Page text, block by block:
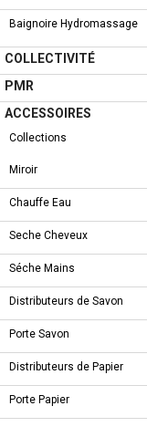
Baignoire Hydromassage
COLLECTIVITÉ
PMR
ACCESSOIRES
Collections
Miroir
Chauffe Eau
Seche Cheveux
Séche Mains
Distributeurs de Savon
Porte Savon
Distributeurs de Papier
Porte Papier
RECEVEUR
A PROPOS